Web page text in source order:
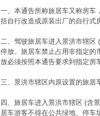
一、本通告所称旅居车又称房车
括自行改造或原装出厂的自行式
二、驾驶旅居车进入景洪市辖
停放。旅居车禁止占用非指定的
放必须按照本通告要求到指定房
三、景洪市辖区内原设置的旅居
四、旅居车进入景洪市辖区 (含
居车游客不得在公共绿地、停车